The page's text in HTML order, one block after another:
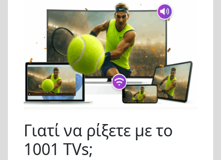
Γιατί να ρίξετε με το
1001 TVs;